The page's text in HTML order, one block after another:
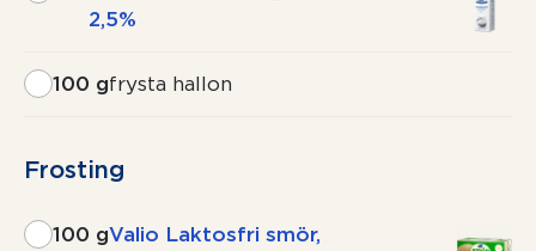
2,5%
100 gfrysta hallon
Frosting
100 gValio Laktosfri smör,